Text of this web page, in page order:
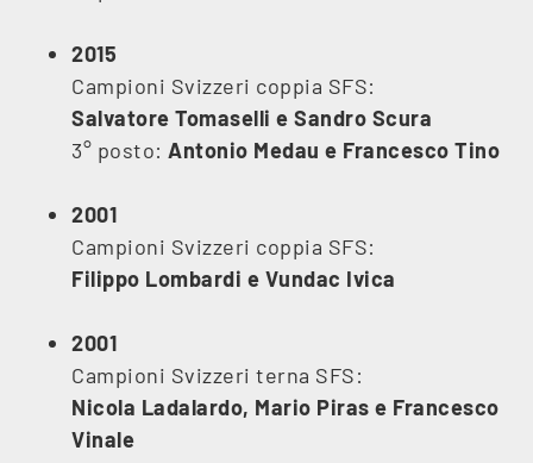
2015
Campioni Svizzeri coppia SFS:
Salvatore Tomaselli e Sandro Scura
3° posto: Antonio Medau e Francesco Tino
2001
Campioni Svizzeri coppia SFS:
Filippo Lombardi e Vundac Ivica
2001
Campioni Svizzeri terna SFS:
Nicola Ladalardo, Mario Piras e Francesco
Vinale